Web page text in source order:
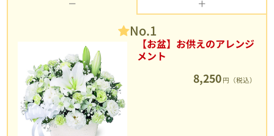
No.1
【お盆】お供えのアレンジ
メント
8,250 円（税込）